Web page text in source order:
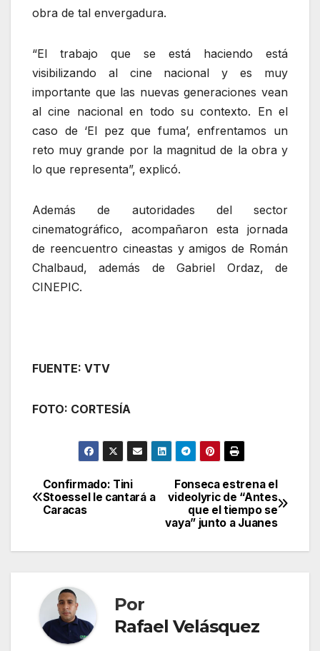
obra de tal envergadura.
“El trabajo que se está haciendo está
visibilizando al cine nacional y es muy
importante que las nuevas generaciones vean
al cine nacional en todo su contexto. En el
caso de ‘El pez que fuma’, enfrentamos un
reto muy grande por la magnitud de la obra y
lo que representa”, explicó.
Además de autoridades del sector
cinematográfico, acompañaron esta jornada
de reencuentro cineastas y amigos de Román
Chalbaud, además de Gabriel Ordaz, de
CINEPIC.
FUENTE: VTV
FOTO: CORTESÍA
Navegación
de
entradas
Fonseca estrena el
videolyric de “Antes
que el tiempo se
vaya” junto a Juanes
Confirmado: Tini
Stoessel le cantará a
Caracas
Por
Rafael Velásquez